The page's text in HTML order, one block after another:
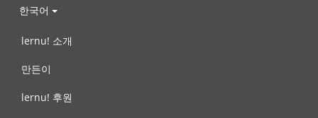
한국어
lernu! 소개
만든이
lernu! 후원